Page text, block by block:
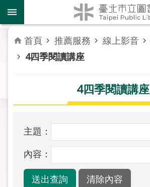
跳到主要內容區塊
到
館
資
訊
務
活
報
導
首頁 推薦服務 線上影音
4四季閱讀講座
4四季閱讀講座
主題：
內容：